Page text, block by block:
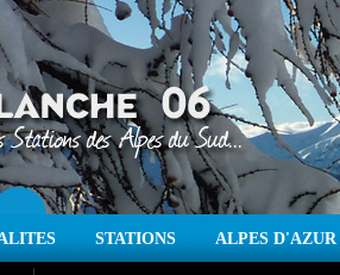
STATIONS ALPES D'AZUR